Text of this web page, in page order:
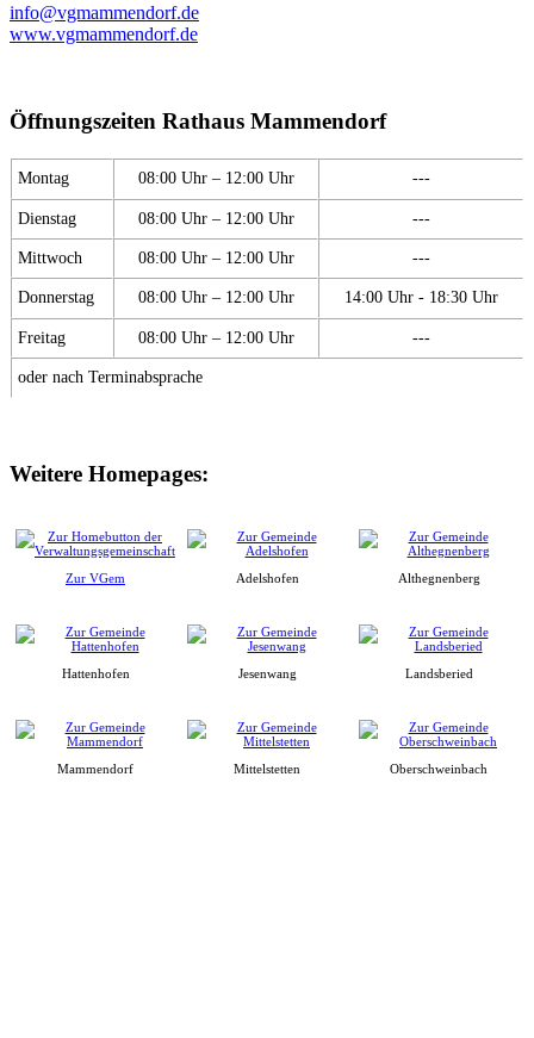
info@vgmammendorf.de
www.vgmammendorf.de
Öffnungszeiten Rathaus Mammendorf
Montag 08:00 Uhr – 12:00 Uhr ---
Dienstag 08:00 Uhr – 12:00 Uhr ---
Mittwoch 08:00 Uhr – 12:00 Uhr ---
Donnerstag 08:00 Uhr – 12:00 Uhr 14:00 Uhr - 18:30 Uhr
Freitag 08:00 Uhr – 12:00 Uhr ---
oder nach Terminabsprache
Weitere Homepages:
Zur VGem Adelshofen Althegnenberg
Hattenhofen Jesenwang Landsberied
Mammendorf Mittelstetten Oberschweinbach